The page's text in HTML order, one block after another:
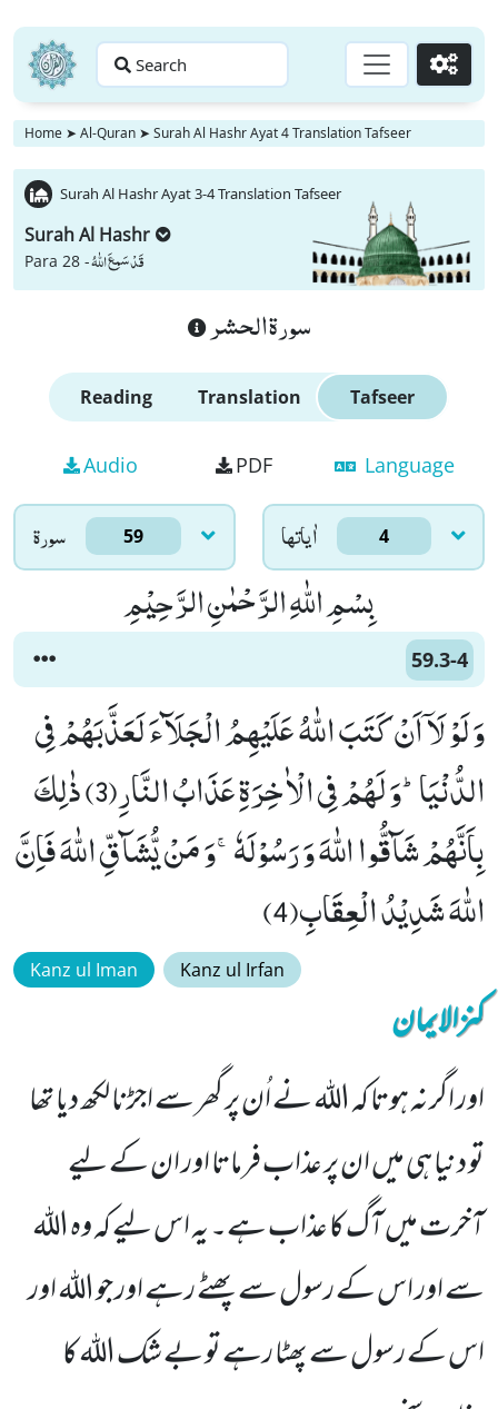
Search Go
Home ➤ Al-Quran ➤ Surah Al Hashr Ayat 4 Translation Tafseer
Surah Al Hashr Ayat 3-4 Translation Tafseer
Surah Al Hashr
Para 28 -قَدْ سَمِعَ اللّٰهُ
سورة الحشر
Reading Translation Tafseer
Audio PDF Language
سورۃ 59 اٰياتها 4
بِسْمِ اللّٰهِ الرَّحْمٰنِ الرَّحِیْمِ
59.3-4
وَ لَوْ لَاۤ اَنْ كَتَبَ اللّٰهُ عَلَیْهِمُ الْجَلَآءَ لَعَذَّبَهُمْ فِی
الدُّنْیَاؕ-وَ لَهُمْ فِی الْاٰخِرَةِ عَذَابُ النَّارِ(3) ذٰلِكَ
بِاَنَّهُمْ شَآقُّوا اللّٰهَ وَ رَسُوْلَهٗۚ-وَ مَنْ یُّشَآقِّ اللّٰهَ فَاِنَّ
اللّٰهَ شَدِیْدُ الْعِقَابِ(4)
Kanz ul Iman Kanz ul Irfan
کنزالایمان
اور اگر نہ ہوتا کہ اللہ نے اُن پر گھر سے اجڑنا لکھ دیا تھا
تو دنیا ہی میں ان پر عذاب فرماتا اور ان کے لیے
آخرت میں آگ کا عذاب ہے۔ یہ اس لیے کہ وہ اللہ
سے اور اس کے رسول سے پھٹے رہے اور جو اللہ اور
اس کے رسول سے پھٹا رہے تو بے شک اللہ کا